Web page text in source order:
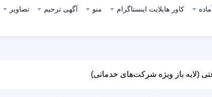
کاور هایلایت اینستاگرام منو آگهی ترحیم تصاویر
(لایه باز ویژه شرکت‌های خدماتی)